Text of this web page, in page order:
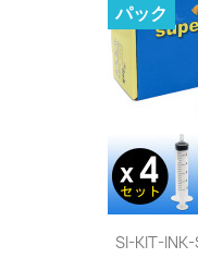
SI-KIT-INK-
パック